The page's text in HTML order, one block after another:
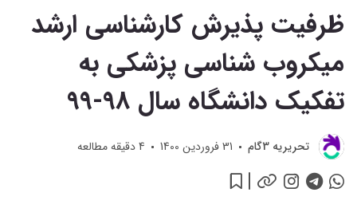
شناسی پزشکی به
تفکیک دانشگاه سال
98-99
ظرفیت پذیرش کارشناسی ارشد
میکروب شناسی پزشکی به
تفکیک دانشگاه سال 98-99
تحريريه 3گام 31 فروردین 1400 4دقیقه مطالعه